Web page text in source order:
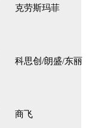
克劳斯玛菲
科思创/朗盛/东丽
商飞